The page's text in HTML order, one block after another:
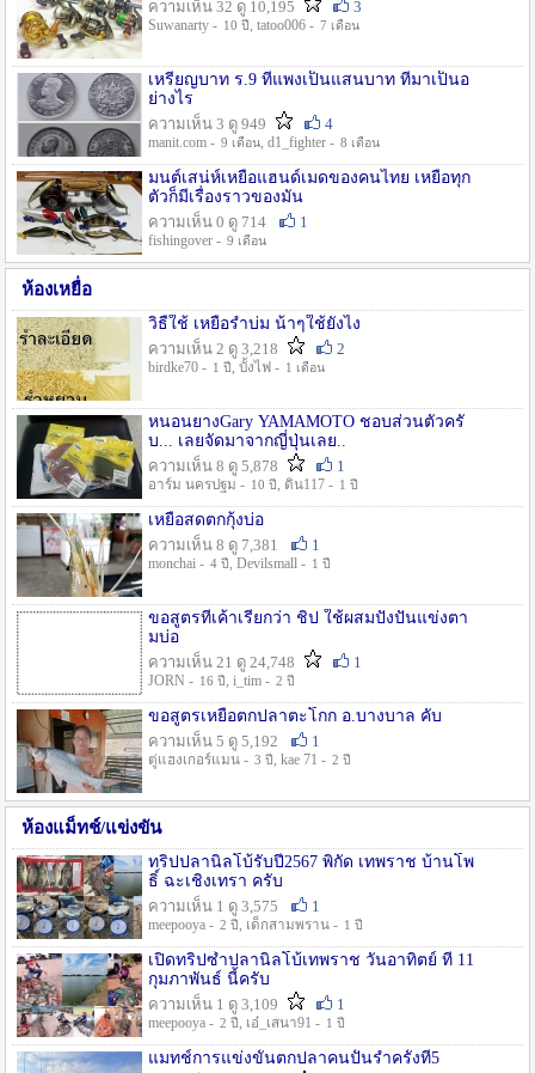
ความเห็น 32 ดู 10,195
3
Suwanarty - 10 ปี , tatoo006 - 7 เดือน
เหรียญบาท ร.9 ที่แพงเป็นแสนบาท ที่มาเป็นอ
ย่างไร
ความเห็น 3 ดู 949
4
manit.com - 9 เดือน, d1_fighter - 8 เดือน
มนต์เสน่ห์เหยื่อแฮนด์เมดของคนไทย เหยื่อทุก
ตัวก็มีเรื่องราวของมัน
ความเห็น 0 ดู 714
1
fishingover - 9 เดือน
ห้องเหยื่อ
วิธืใช้ เหยื่อรำบ่ม น้าๆใช้ยังไง
ความเห็น 2 ดู 3,218
2
birdke70 - 1 ปี , บั้งไฟ - 1 เดือน
หนอนยางGary YAMAMOTO ชอบส่วนตัวครั
บ... เลยจัดมาจากญี่ปุ่นเลย..
ความเห็น 8 ดู 5,878
1
อาร์ม นครปฐม - 10 ปี , ดิน117 - 1 ปี
เหยื่อสดตกกุ้งบ่อ
ความเห็น 8 ดู 7,381
1
monchai - 4 ปี , Devilsmall - 1 ปี
ขอสูตรที่เค้าเรียกว่า ชิป ใช้ผสมปังปั่นแข่งตา
มบ่อ
ความเห็น 21 ดู 24,748
1
JORN - 16 ปี , i_tim - 2 ปี
ขอสูตรเหยื่อตกปลาตะโกก อ.บางบาล คับ
ความเห็น 5 ดู 5,192
1
ตู่แฮงเกอร์แมน - 3 ปี , kae 71 - 2 ปี
ห้องแม็ทช์/แข่งขัน
ทริปปลานิลโบ้รับปี2567 พิกัด เทพราช บ้านโพ
ธิ์ ฉะเชิงเทรา ครับ
ความเห็น 1 ดู 3,575
1
meepooya - 2 ปี , เด็กสามพราน - 1 ปี
เปิดทริปซ้ำปลานิลโบ้เทพราช วันอาทิตย์ ที่ 11
กุมภาพันธ์ นี้ครับ
ความเห็น 1 ดู 3,109
1
meepooya - 2 ปี , เอ๋_เสนา91 - 1 ปี
แมทช์การแข่งขั้นตกปลาคนปั้นรำครั้งที่5